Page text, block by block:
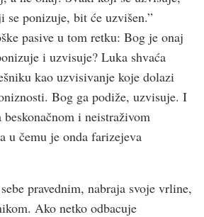
se ponizuje, bit će uzvišen.”
pasive u tom retku: Bog je onaj
i uzvisuje? Luka shvaća
kao uzvisivanje koje dolazi
Bog ga podiže, uzvisuje. I
i neistraživom
u čemu je onda farizejeva
pravednim, nabraja svoje vrline,
Ako netko odbacuje